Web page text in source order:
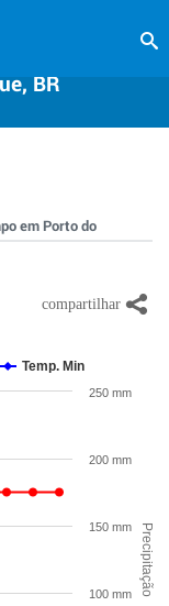
BR
em Porto do
Precipitação
Temp. Min
100 mm
150 mm
200 mm
250 mm